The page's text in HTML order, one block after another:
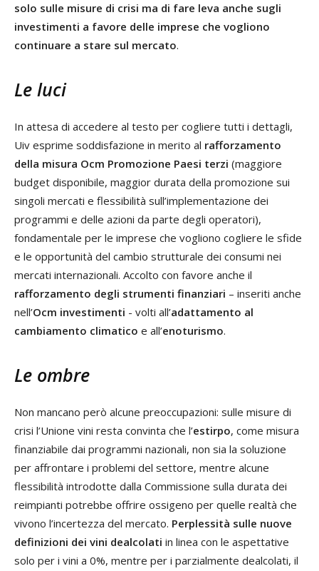
solo sulle misure di crisi ma di fare leva anche sugli
investimenti a favore delle imprese che vogliono
continuare a stare sul mercato.
Le luci
In attesa di accedere al testo per cogliere tutti i dettagli,
Uiv esprime soddisfazione in merito al rafforzamento
della misura Ocm Promozione Paesi terzi (maggiore
budget disponibile, maggior durata della promozione sui
singoli mercati e flessibilità sull’implementazione dei
programmi e delle azioni da parte degli operatori),
fondamentale per le imprese che vogliono cogliere le sfide
e le opportunità del cambio strutturale dei consumi nei
mercati internazionali. Accolto con favore anche il
rafforzamento degli strumenti finanziari – inseriti anche
nell’Ocm investimenti - volti all’adattamento al
cambiamento climatico e all’enoturismo.
Le ombre
Non mancano però alcune preoccupazioni: sulle misure di
crisi l’Unione vini resta convinta che l’estirpo, come misura
finanziabile dai programmi nazionali, non sia la soluzione
per affrontare i problemi del settore, mentre alcune
flessibilità introdotte dalla Commissione sulla durata dei
reimpianti potrebbe offrire ossigeno per quelle realtà che
vivono l’incertezza del mercato. Perplessità sulle nuove
definizioni dei vini dealcolati in linea con le aspettative
solo per i vini a 0%, mentre per i parzialmente dealcolati, il